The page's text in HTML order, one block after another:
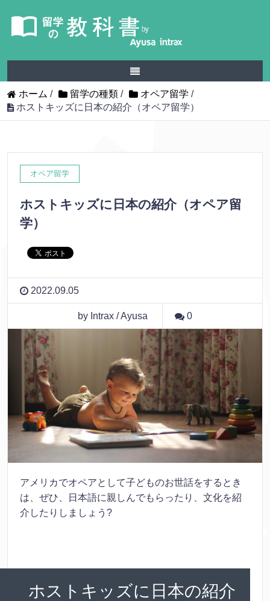
ホーム / 留学の種類 / オペア留学 /
ホストキッズに日本の紹介（オペア留学）
オペア留学
ホストキッズに日本の紹介（オペア留
学）
2022.09.05
by Intrax / Ayusa 0
アメリカでオペアとして子どものお世話をするとき
は、ぜひ、日本語に親しんでもらったり、文化を紹
介したりしましょう?
ホストキッズに日本の紹介